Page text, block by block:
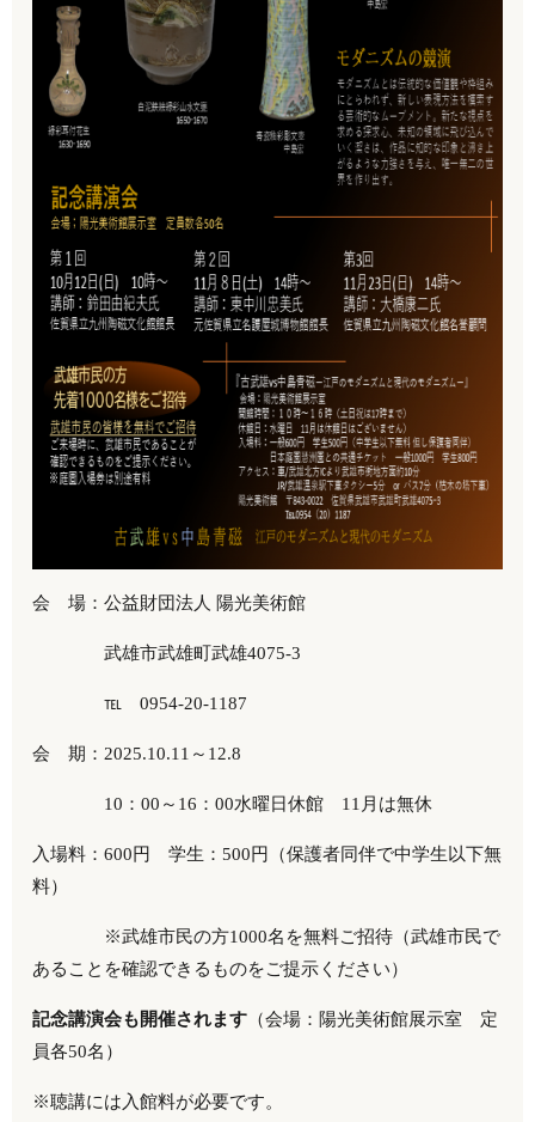
会 場：公益財団法人 陽光美術館
武雄市武雄町武雄4075-3
℡0954-20-1187
会 期：2025.10.11～12.8
10：00～16：00水曜日休館 11月は無休
入場料：600円 学生：500円（保護者同伴で中学生以下無
料）
※武雄市民の方1000名を無料ご招待（武雄市民で
あることを確認できるものをご提示ください）
記念講演会も開催されます （会場：陽光美術館展示室 定
員各50名）
※聴講には入館料が必要です。